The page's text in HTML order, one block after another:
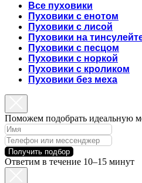
Все пуховики
Пуховики с енотом
Пуховики с лисой
Пуховики на
Пуховики с песцом
Пуховики с норкой
Пуховики с кроликом
Пуховики без меха
Поможем подобрать идеальную
Получить подбор
Ответим в течение 10–15 минут